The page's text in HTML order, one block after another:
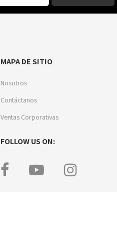
MAPA DE SITIO
Nosotros
Contáctanos
Ventas Corporativas
FOLLOW US ON: